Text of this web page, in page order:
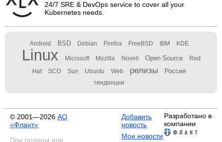
24/7 SRE & DevOps service to cover all your
Kubernetes needs.
Android BSD Debian Firefox FreeBSD IBM KDE
Linux Microsoft Mozilla Novell Open Source Red
Hat SCO Sun Ubuntu Web релизы Россия
тенденции
© 2001—2026 АО
«Флант»
При полном или
Добавить
новость
Мои новости
Разработано в
компании